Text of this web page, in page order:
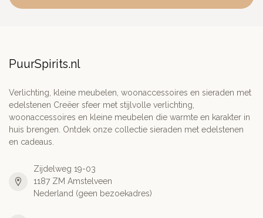
PuurSpirits.nl
Verlichting, kleine meubelen, woonaccessoires en sieraden met
edelstenen Creëer sfeer met stijlvolle verlichting,
woonaccessoires en kleine meubelen die warmte en karakter in
huis brengen. Ontdek onze collectie sieraden met edelstenen
en cadeaus.
Zijdelweg 19-03
1187 ZM Amstelveen
Nederland (geen bezoekadres)